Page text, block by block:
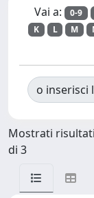
Vai a: 0-9
K
L M
o inserisci
Mostrati
di 3